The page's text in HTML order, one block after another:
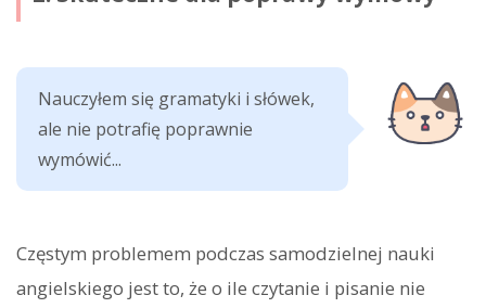
Nauczyłem się gramatyki i słówek,
ale nie potrafię poprawnie
wymówić...
Częstym problemem podczas samodzielnej nauki
angielskiego jest to, że o ile czytanie i pisanie nie